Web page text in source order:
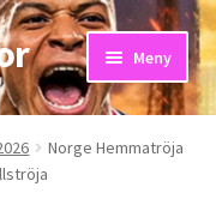
Meny
Norge Hemmatröja